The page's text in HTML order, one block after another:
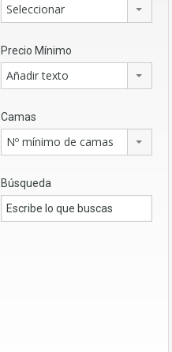
Seleccionar
Precio Mínimo
Añadir texto
Camas
Nº mínimo de camas
Búsqueda